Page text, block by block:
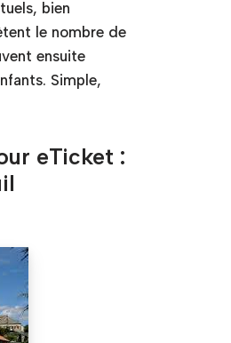
bien
le nombre de
ensuite
Simple,
eTicket :